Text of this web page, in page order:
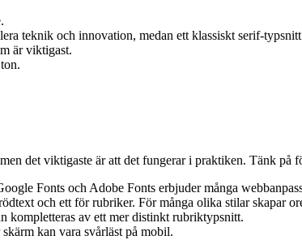
teknik och innovation, medan ett klassiskt serif-
är viktigast.
det viktigaste är att det fungerar i praktiken. Tänk
Fonts och Adobe Fonts erbjuder många
och ett för rubriker. För många olika stilar skapar
kompletteras av ett mer distinkt rubriktypsnitt.
kan vara svårläst på mobil.